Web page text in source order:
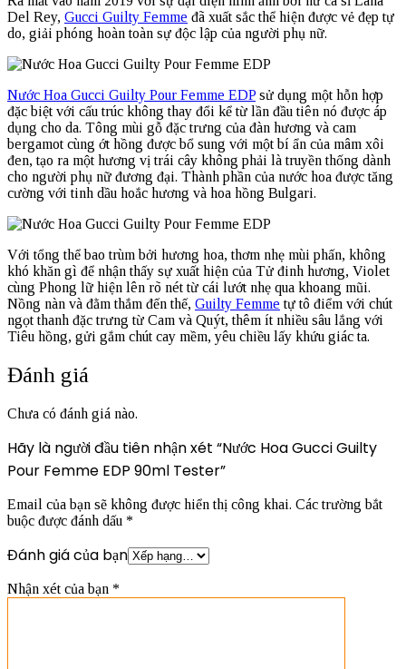
Del Rey, Gucci Guilty Femme đã xuất sắc thể hiện được vẻ đẹp tự
do, giải phóng hoàn toàn sự độc lập của người phụ nữ.
Nước Hoa Gucci Guilty Pour Femme EDP sử dụng một hỗn hợp
đặc biệt với cấu trúc không thay đổi kể từ lần đầu tiên nó được áp
dụng cho da. Tông mùi gỗ đặc trưng của đàn hương và cam
bergamot cùng ớt hồng được bổ sung với một bí ẩn của mâm xôi
đen, tạo ra một hương vị trái cây không phải là truyền thống dành
cho người phụ nữ đương đại. Thành phần của nước hoa được tăng
cường với tinh dầu hoắc hương và hoa hồng Bulgari.
Với tổng thể bao trùm bởi hương hoa, thơm nhẹ mùi phấn, không
khó khăn gì để nhận thấy sự xuất hiện của Tử đinh hương, Violet
cùng Phong lữ hiện lên rõ nét từ cái lướt nhẹ qua khoang mũi.
Nồng nàn và đằm thắm đến thế, Guilty Femme tự tô điểm với chút
ngọt thanh đặc trưng từ Cam và Quýt, thêm ít nhiều sâu lắng với
Tiêu hồng, gửi gắm chút cay mềm, yêu chiều lấy khứu giác ta.
Đánh giá
Chưa có đánh giá nào.
Hãy là người đầu tiên nhận xét “Nước Hoa Gucci Guilty
Pour Femme EDP 90ml Tester”
Email của bạn sẽ không được hiển thị công khai. Các trường bắt
buộc được đánh dấu *
Đánh giá của bạn
Nhận xét của bạn *